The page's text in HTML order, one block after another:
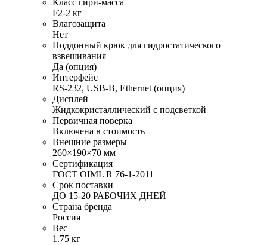
Класс гири-масса
F2-2 кг
Влагозащита
Нет
Поддонный крюк для гидростатического
взвешивания
Да (опция)
Интерфейс
RS-232, USB-B, Ethernet (опция)
Дисплей
Жидкокристаллический с подсветкой
Первичная поверка
Включена в стоимость
Внешние размеры
260×190×70 мм
Сертификация
ГОСТ OIML R 76-1-2011
Срок поставки
ДО 15-20 РАБОЧИХ ДНЕЙ
Страна бренда
Россия
Вес
1.75 кг